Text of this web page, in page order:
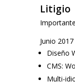
Litigio
Junio 2017
Diseño
CMS:
Multi-